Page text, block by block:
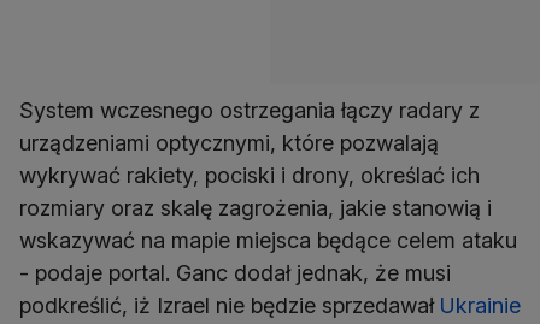
System wczesnego ostrzegania łączy radary z
urządzeniami optycznymi, które pozwalają
wykrywać rakiety, pociski i drony, określać ich
rozmiary oraz skalę zagrożenia, jakie stanowią i
wskazywać na mapie miejsca będące celem ataku
- podaje portal. Ganc dodał jednak, że musi
podkreślić, iż Izrael nie będzie sprzedawał Ukrainie